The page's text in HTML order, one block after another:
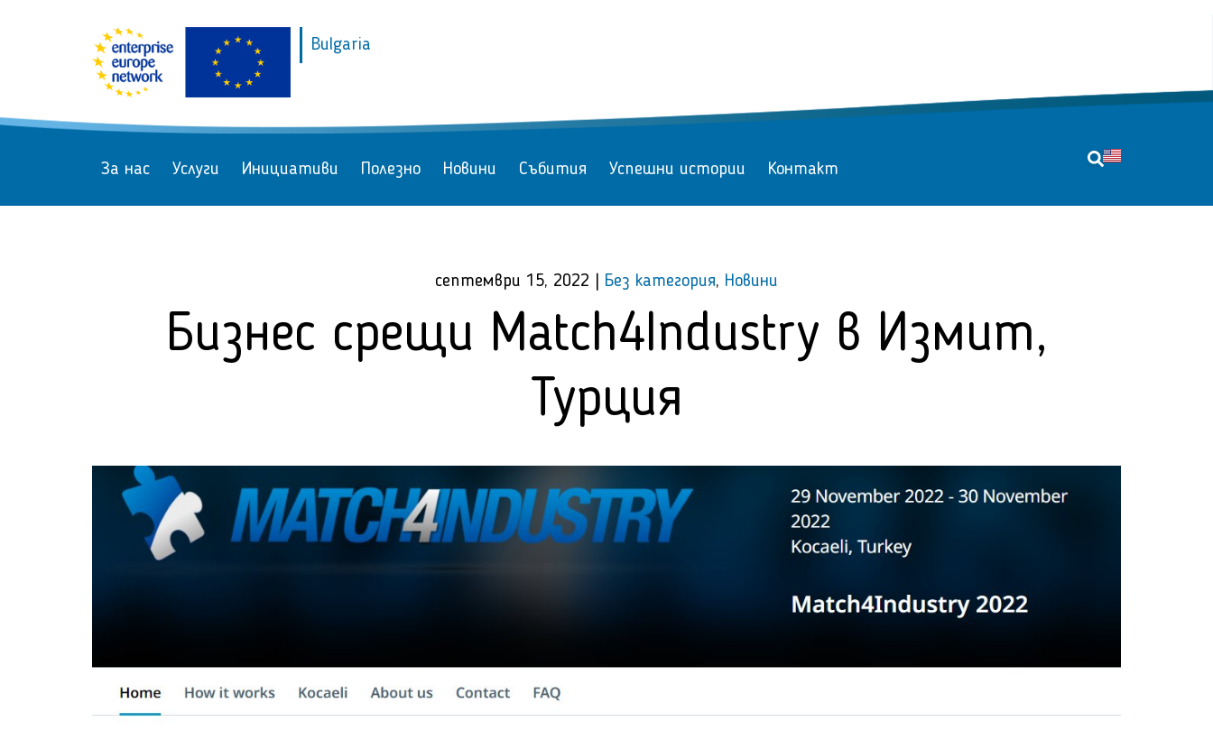
Bulgaria
За нас Услуги Инициативи Полезно Новини Събития Успешни истории Контакт
септември 15, 2022 Без категория, Новини
Бизнес срещи Match4Industry в Измит,
Турция